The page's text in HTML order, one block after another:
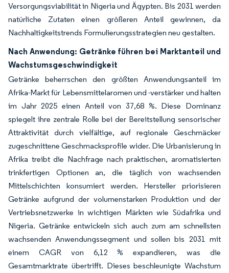
Versorgungsviabilität in Nigeria und Ägypten. Bis 2031 werden
natürliche Zutaten einen größeren Anteil gewinnen, da
Nachhaltigkeitstrends Formulierungsstrategien neu gestalten.
Nach Anwendung: Getränke führen bei Marktanteil und
Wachstumsgeschwindigkeit
Getränke beherrschen den größten Anwendungsanteil im
Afrika-Markt für Lebensmittelaromen und -verstärker und halten
im Jahr 2025 einen Anteil von 37,68 %. Diese Dominanz
spiegelt ihre zentrale Rolle bei der Bereitstellung sensorischer
Attraktivität durch vielfältige, auf regionale Geschmäcker
zugeschnittene Geschmacksprofile wider. Die Urbanisierung in
Afrika treibt die Nachfrage nach praktischen, aromatisierten
trinkfertigen Optionen an, die täglich von wachsenden
Mittelschichten konsumiert werden. Hersteller priorisieren
Getränke aufgrund der volumenstarken Produktion und der
Vertriebsnetzwerke in wichtigen Märkten wie Südafrika und
Nigeria. Getränke entwickeln sich auch zum am schnellsten
wachsenden Anwendungssegment und sollen bis 2031 mit
einem CAGR von 6,12 % expandieren, was die
Gesamtmarktrate übertrifft. Dieses beschleunigte Wachstum